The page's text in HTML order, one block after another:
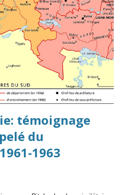
Il ne retournera avec
natal que le 1er avril 1946.
il n’emménagera qu’en 1954
Antoine avec ses deux chevau...
témoignage
du
1963